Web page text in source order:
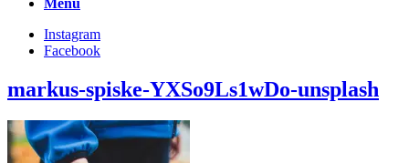
Menu
Instagram
Facebook
markus-spiske-YXSo9Ls1wDo-unsplash